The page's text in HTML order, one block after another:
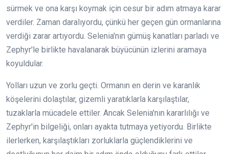
sürmek ve ona karşı koymak için cesur bir adım atmaya karar
verdiler. Zaman daralıyordu, çünkü her geçen gün ormanlarına
verdiği zarar artıyordu. Selenia'nın gümüş kanatları parladı ve
Zephyr'le birlikte havalanarak büyücünün izlerini aramaya
koyuldular.
Yolları uzun ve zorlu geçti. Ormanın en derin ve karanlık
köşelerini dolaştılar, gizemli yaratıklarla karşılaştılar,
tuzaklarla mücadele ettiler. Ancak Selenia'nın kararlılığı ve
Zephyr'in bilgeliği, onları ayakta tutmaya yetiyordu. Birlikte
ilerlerken, karşılaştıkları zorluklarla güçlendiklerini ve